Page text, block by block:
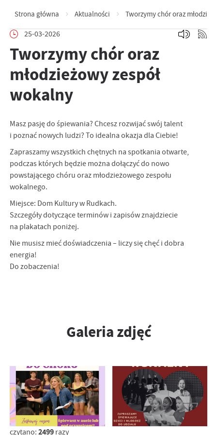
Strona główna Aktualności Tworzymy chór oraz
25-03-2026
Tworzymy chór oraz
młodzieżowy zespół
wokalny
Masz pasję do śpiewania? Chcesz rozwijać swój talent
i poznać nowych ludzi? To idealna okazja dla Ciebie!
Zapraszamy wszystkich chętnych na spotkania otwarte,
podczas których będzie można dołączyć do nowo
powstającego chóru oraz młodzieżowego zespołu
wokalnego.
Miejsce: Dom Kultury w Rudkach.
Szczegóły dotyczące terminów i zapisów znajdziecie
na plakatach poniżej.
Nie musisz mieć doświadczenia – liczy się chęć i dobra
energia!
Do zobaczenia!
Galeria zdjęć
czytano: 2499 razy